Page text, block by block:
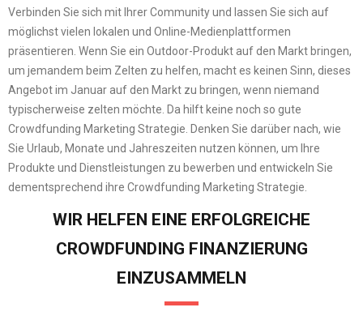
Verbinden Sie sich mit Ihrer Community und lassen Sie sich auf
möglichst vielen lokalen und Online-Medienplattformen
präsentieren. Wenn Sie ein Outdoor-Produkt auf den Markt bringen,
um jemandem beim Zelten zu helfen, macht es keinen Sinn, dieses
Angebot im Januar auf den Markt zu bringen, wenn niemand
typischerweise zelten möchte. Da hilft keine noch so gute
Crowdfunding Marketing Strategie. Denken Sie darüber nach, wie
Sie Urlaub, Monate und Jahreszeiten nutzen können, um Ihre
Produkte und Dienstleistungen zu bewerben und entwickeln Sie
dementsprechend ihre Crowdfunding Marketing Strategie.
WIR HELFEN EINE ERFOLGREICHE
CROWDFUNDING FINANZIERUNG
EINZUSAMMELN